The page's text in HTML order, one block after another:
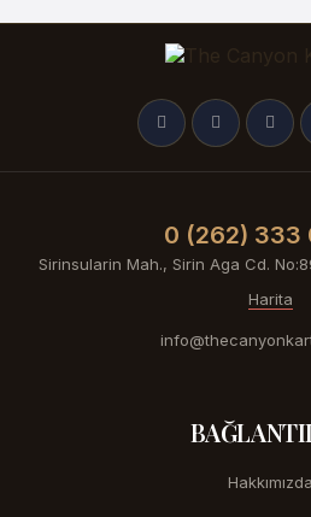
0 (262) 333
Sirinsularin Mah., Sirin Aga Cd.
Harita
Hakkımızda